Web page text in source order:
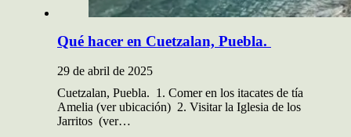
Qué hacer en Cuetzalan, Puebla.
29 de abril de 2025
Cuetzalan, Puebla. 1. Comer en los itacates de tía
Amelia (ver ubicación) 2. Visitar la Iglesia de los
Jarritos (ver…